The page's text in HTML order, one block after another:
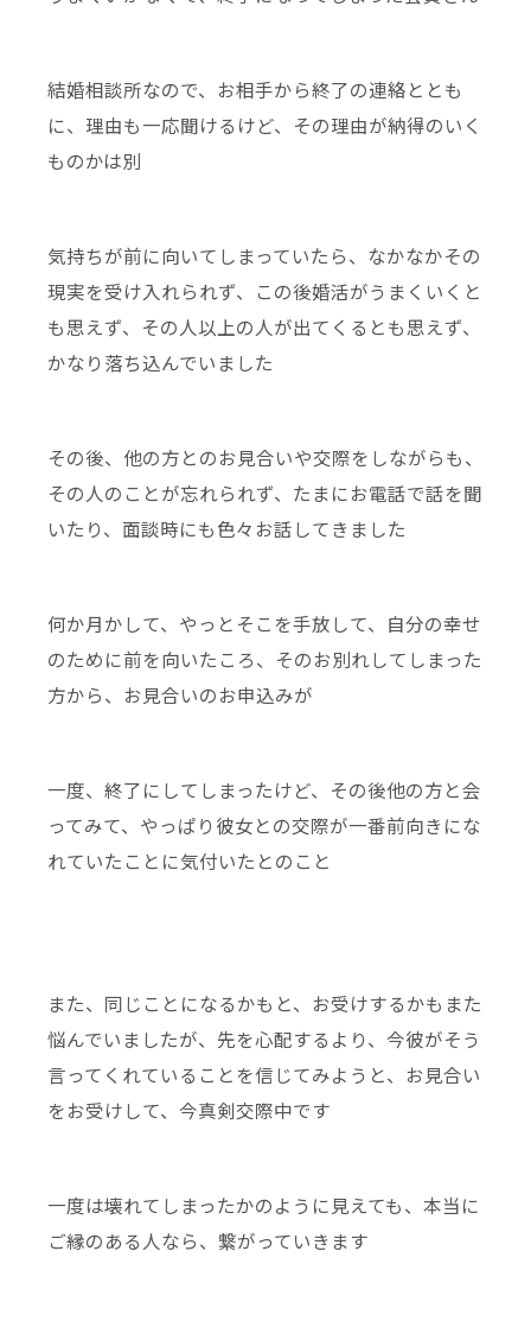
結婚相談所なので、お相手から終了の連絡ととも
に、理由も一応聞けるけど、その理由が納得のいく
ものかは別
気持ちが前に向いてしまっていたら、なかなかその
現実を受け入れられず、この後婚活がうまくいくと
も思えず、その人以上の人が出てくるとも思えず、
かなり落ち込んでいました
その後、他の方とのお見合いや交際をしながらも、
その人のことが忘れられず、たまにお電話で話を聞
いたり、面談時にも色々お話してきました
何か月かして、やっとそこを手放して、自分の幸せ
のために前を向いたころ、そのお別れしてしまった
方から、お見合いのお申込みが
一度、終了にしてしまったけど、その後他の方と会
ってみて、やっぱり彼女との交際が一番前向きにな
れていたことに気付いたとのこと
また、同じことになるかもと、お受けするかもまた
悩んでいましたが、先を心配するより、今彼がそう
言ってくれていることを信じてみようと、お見合い
をお受けして、今真剣交際中です
一度は壊れてしまったかのように見えても、本当に
ご縁のある人なら、繋がっていきます